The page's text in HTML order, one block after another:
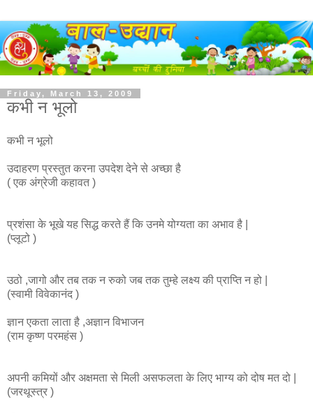
Friday, March 13, 2009
कभी न भूलो
कभी न भूलो
उदाहरण प्रस्तुत करना उपदेश देने से अच्छा है
( एक अंग्रेजी कहावत )
प्रशंसा के भूखे यह सिद्ध करते हैं कि उनमे योग्यता का अभाव है |
(प्लूटो )
उठो ,जागो और तब तक न रुको जब तक तुम्हे लक्ष्य की प्राप्ति न हो |
(स्वामी विवेकानंद )
ज्ञान एकता लाता है ,अज्ञान विभाजन
(राम कृष्ण परमहंस )
अपनी कमियों और अक्षमता से मिली असफलता के लिए भाग्य को दोष मत दो |
(जरथूस्त्र )